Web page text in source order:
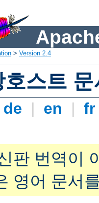
> Version 2.4
스트 문
de | en |
판 번역이
영어 문서